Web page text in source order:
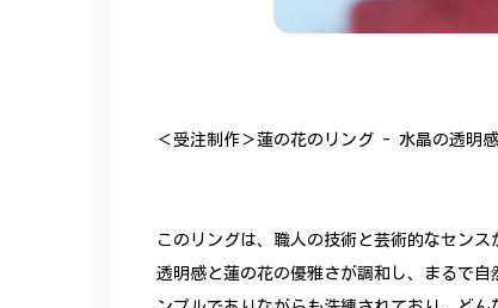
＜受注制作＞蓮の花のリング - 水晶の透明
このリングは、職人の技術と芸術的なセン
透明感と蓮の花の優雅さが調和し、まるで